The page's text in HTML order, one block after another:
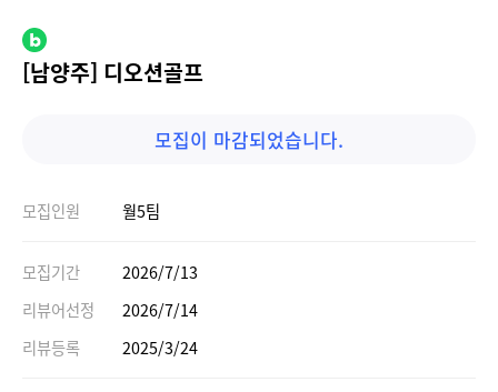
[남양주] 디오션골프
모집이 마감되었습니다.
모집인원 월5팀
모집기간
2026/7/13
리뷰어선정
2026/7/14
리뷰등록
2025/3/24